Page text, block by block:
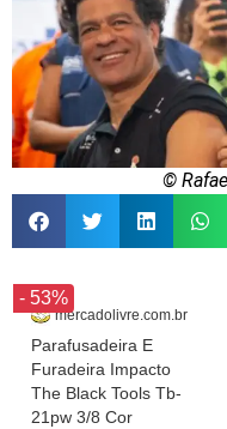
©
- 53%
mercadolivre.com.br
Parafusadeira E
Furadeira Impacto
The Black Tools Tb-
21pw 3/8 Cor